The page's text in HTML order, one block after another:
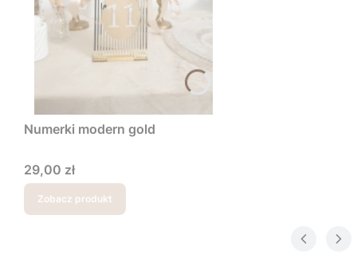
Numerki modern gold
Cena
29,00 zł
Zobacz produkt